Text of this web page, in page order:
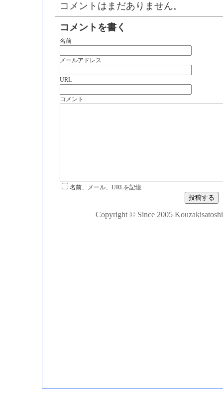
コメントはまだありません。
コメントを書く
名前
メールアドレス
URL
コメント
名前、メール、URLを記憶
Copyright © Since 2005